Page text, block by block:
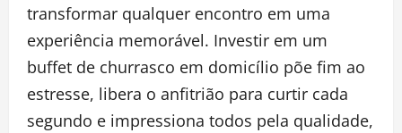
transformar qualquer encontro em uma
experiência memorável. Investir em um
buffet de churrasco em domicílio põe fim ao
estresse, libera o anfitrião para curtir cada
segundo e impressiona todos pela qualidade,